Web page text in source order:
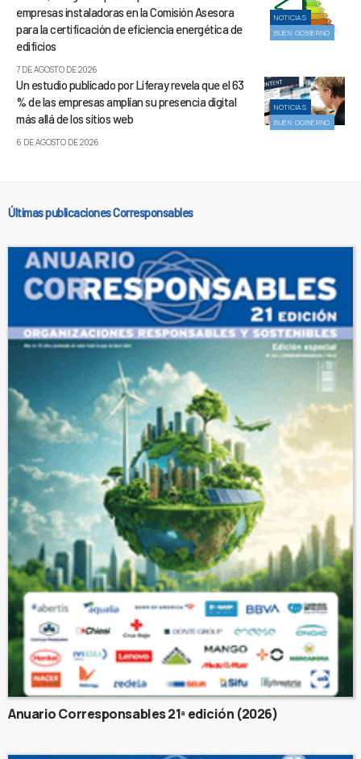
NOTICIAS
BUEN GOBIERNO
empresas instaladoras en la Comisión Asesora
para la certificación de eficiencia energética de
edificios
7 DE AGOSTO DE 2026
NOTICIAS
BUEN GOBIERNO
Un estudio publicado por Liferay revela que el 63
% de las empresas amplían su presencia digital
más allá de los sitios web
6 DE AGOSTO DE 2026
Últimas publicaciones Corresponsables
Anuario Corresponsables 21ª edición (2026)